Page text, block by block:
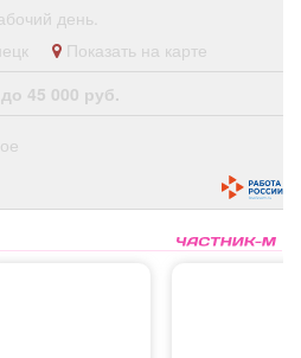
день.
Показать на карте
45 000 руб.